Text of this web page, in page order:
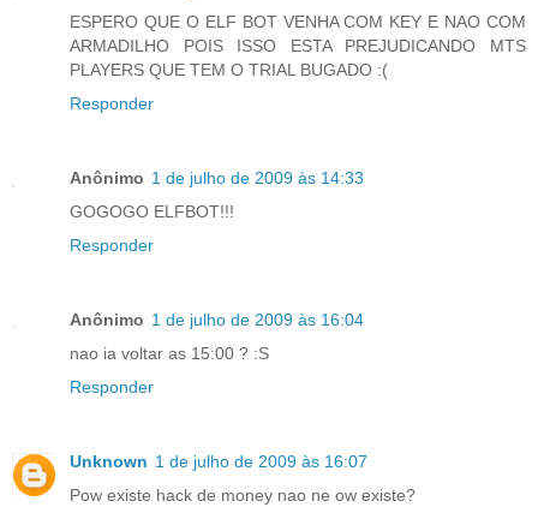
ESPERO QUE O ELF BOT VENHA COM KEY E NAO COM
ARMADILHO POIS ISSO ESTA PREJUDICANDO MTS
PLAYERS QUE TEM O TRIAL BUGADO :(
Responder
Anônimo 1 de julho de 2009 às 14:33
GOGOGO ELFBOT!!!
Responder
Anônimo 1 de julho de 2009 às 16:04
nao ia voltar as 15:00 ? :S
Responder
Unknown 1 de julho de 2009 às 16:07
Pow existe hack de money nao ne ow existe?